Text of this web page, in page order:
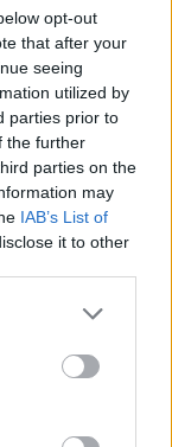
opt-out
that after your
seeing
utilized by
parties prior to
the further
parties on the
may
IAB’s List of
it to other
a
U18-as
A
több érmet